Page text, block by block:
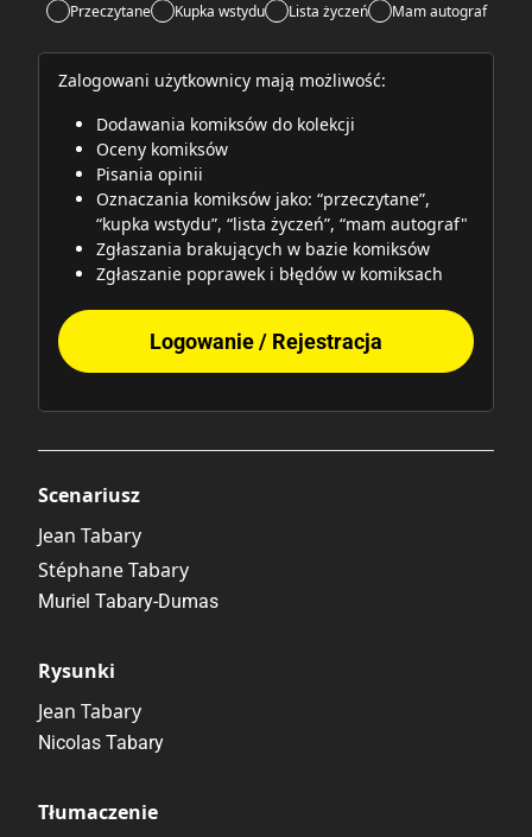
Przeczytane Kupka wstydu Lista życzeń Mam autograf
Zalogowani użytkownicy mają możliwość:
Dodawania komiksów do kolekcji
Oceny komiksów
Pisania opinii
Oznaczania komiksów jako: “przeczytane”,
“kupka wstydu”, “lista życzeń”, “mam autograf"
Zgłaszania brakujących w bazie komiksów
Zgłaszanie poprawek i błędów w komiksach
Logowanie / Rejestracja
Scenariusz
Jean Tabary
Stéphane Tabary
Muriel Tabary-Dumas
Rysunki
Jean Tabary
Nicolas Tabary
Tłumaczenie